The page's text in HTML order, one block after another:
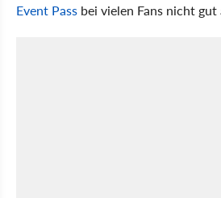
Event Pass bei vielen Fans nicht gut